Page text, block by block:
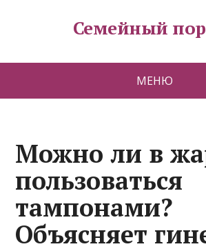
Семейный
МЕНЮ
Можно ли в
пользоваться
тампонами?
Объясняет